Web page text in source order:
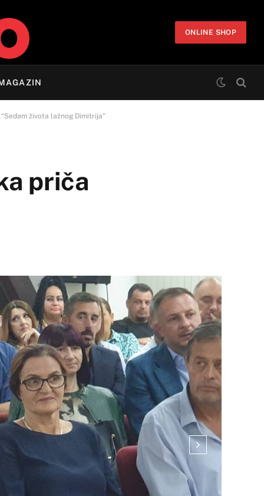
ONLINE SHOP
života lažnog Dimitrija”
priča